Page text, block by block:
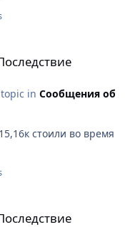
in Сообщения об
стоили во время